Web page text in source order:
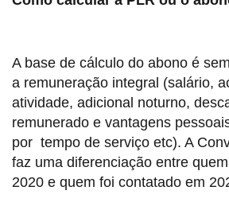
A base de cálculo do abono é
a remuneração integral (salário,
atividade, adicional noturno,
remunerado e vantagens
por tempo de serviço etc). A
faz uma diferenciação entre
2020 e quem foi contatado em